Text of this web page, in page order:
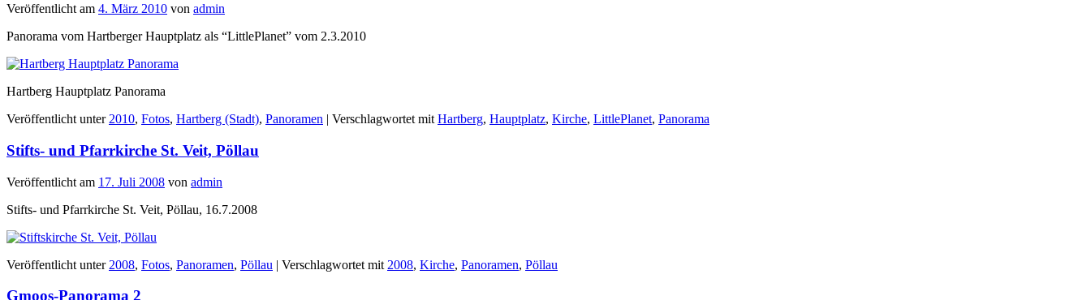
Veröffentlicht am 4. März 2010 von admin
Panorama vom Hartberger Hauptplatz als “LittlePlanet” vom 2.3.2010
Hartberg Hauptplatz Panorama
Veröffentlicht unter 2010, Fotos, Hartberg (Stadt), Panoramen | Verschlagwortet mit Hartberg, Hauptplatz, Kirche, LittlePlanet, Panorama
Stifts- und Pfarrkirche St. Veit, Pöllau
Veröffentlicht am 17. Juli 2008 von admin
Stifts- und Pfarrkirche St. Veit, Pöllau, 16.7.2008
Veröffentlicht unter 2008, Fotos, Panoramen, Pöllau | Verschlagwortet mit 2008, Kirche, Panoramen, Pöllau
Gmoos-Panorama 2